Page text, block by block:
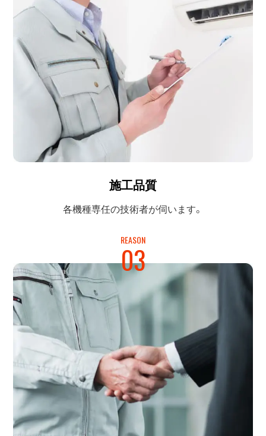
施工品質
各機種専任の技術者が伺います。
REASON
03